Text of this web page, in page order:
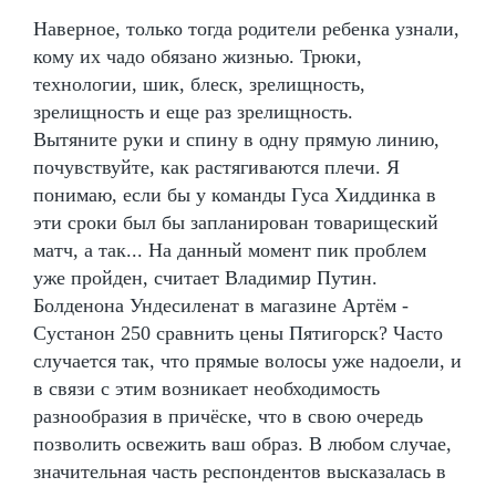
Наверное, только тогда родители ребенка узнали,
кому их чадо обязано жизнью. Трюки,
технологии, шик, блеск, зрелищность,
зрелищность и еще раз зрелищность.
Вытяните руки и спину в одну прямую линию,
почувствуйте, как растягиваются плечи. Я
понимаю, если бы у команды Гуса Хиддинка в
эти сроки был бы запланирован товарищеский
матч, а так... На данный момент пик проблем
уже пройден, считает Владимир Путин.
Болденона Ундесиленат в магазине Артём -
Сустанон 250 сравнить цены Пятигорск? Часто
случается так, что прямые волосы уже надоели, и
в связи с этим возникает необходимость
разнообразия в причёске, что в свою очередь
позволить освежить ваш образ. В любом случае,
значительная часть респондентов высказалась в